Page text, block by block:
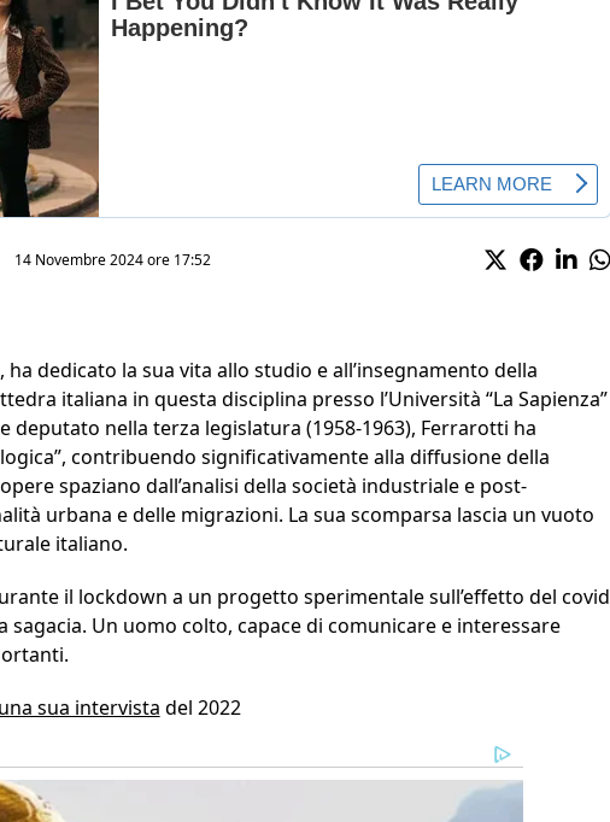
14 Novembre 2024 ore 17:52
ha dedicato la sua vita allo studio e all’insegnamento della
italiana in questa disciplina presso l’Università “La Sapienza”
deputato nella terza legislatura (1958-1963), Ferrarotti ha
contribuendo significativamente alla diffusione della
spaziano dall’analisi della società industriale e post-
urbana e delle migrazioni. La sua scomparsa lascia un vuoto
italiano.
il lockdown a un progetto sperimentale sull’effetto del covid
Un uomo colto, capace di comunicare e interessare
sua intervista del 2022